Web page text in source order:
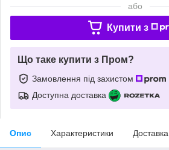
або
Купити з
Що таке купити з Пром?
Замовлення під захистом
Доступна доставка
Опис Характеристики Доставка